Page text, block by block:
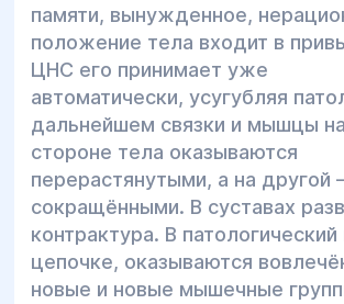
памяти, вынужденное,
положение тела входит в
ЦНС его принимает уже
автоматически, усугубляя
дальнейшем связки и мышцы
стороне тела оказываются
перерастянутыми, а на другой
сокращёнными. В суставах
контрактура. В
цепочке, оказываются
новые и новые мышечные